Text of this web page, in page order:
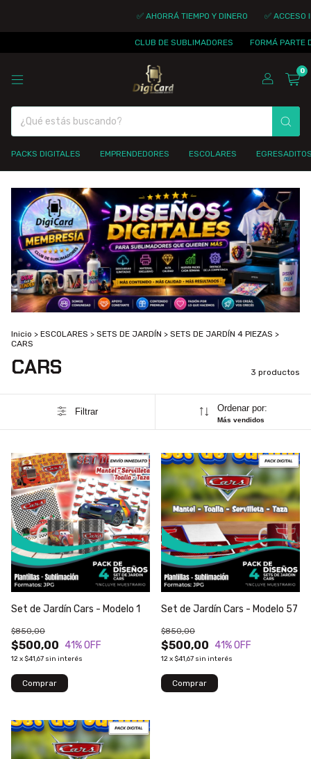
✅ AHORRÁ TIEMPO Y DINERO ✅ ACCESO
CLUB DE SUBLIMADORES FORMÁ PARTE DE LA
0
PACKS DIGITALES EMPRENDEDORES ESCOLARES
Inicio > ESCOLARES > SETS DE JARDÍN > SETS DE JARDÍN 4 PIEZAS >
CARS
CARS 3 productos
Filtrar Ordenar por:
Más vendidos
Set de Jardín Cars - Modelo 1
$500,00
$850,00
41% OFF
12x $41,67 sin interés
Set de Jardín Cars - Modelo 57
$500,00
$850,00
41% OFF
12x $41,67 sin interés